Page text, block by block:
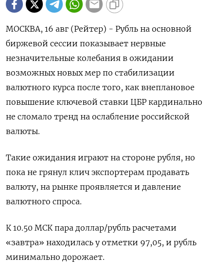
МОСКВА, 16 авг (Рейтер) - Рубль на основной
биржевой сессии показывает нервные
незначительные колебания в ожидании
возможных новых мер по стабилизации
валютного курса после того, как внеплановое
повышение ключевой ставки ЦБР кардинально
не сломало тренд на ослабление российской
валюты.
Такие ожидания играют на стороне рубля, но
пока не грянул клич экспортерам продавать
валюту, на рынке проявляется и давление
валютного спроса.
К 10.50 МСК пара доллар/рубль расчетами
«завтра» находилась у отметки 97,05, и рубль
минимально дорожает.